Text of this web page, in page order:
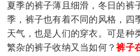
夏季的裤子薄且细滑，冬日的裤
季，裤子也有着不同的风格，四
天气，也是人们的穿衣。可是种
繁杂的裤子收纳又当如何？裤子